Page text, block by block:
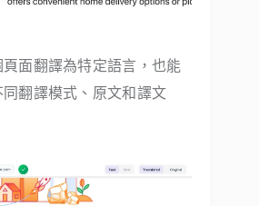
面翻譯為特定語言，也能
翻譯模式、原文和譯文